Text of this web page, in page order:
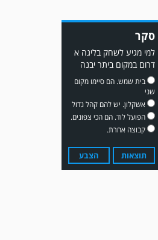
משחק אימון: שדרות גברה על
מ.ס. דימונה 1-4.
סקר
למי מגיע לשחק בליגה א
דרום במקום ביתר יבנה
בית שמש. הם סיימו מקום
שני
אשקלון. יש להם קהל גדול
הפועל לוד. הם הכי צפונים.
קבוצה אחרת.
תוצאות הצבע